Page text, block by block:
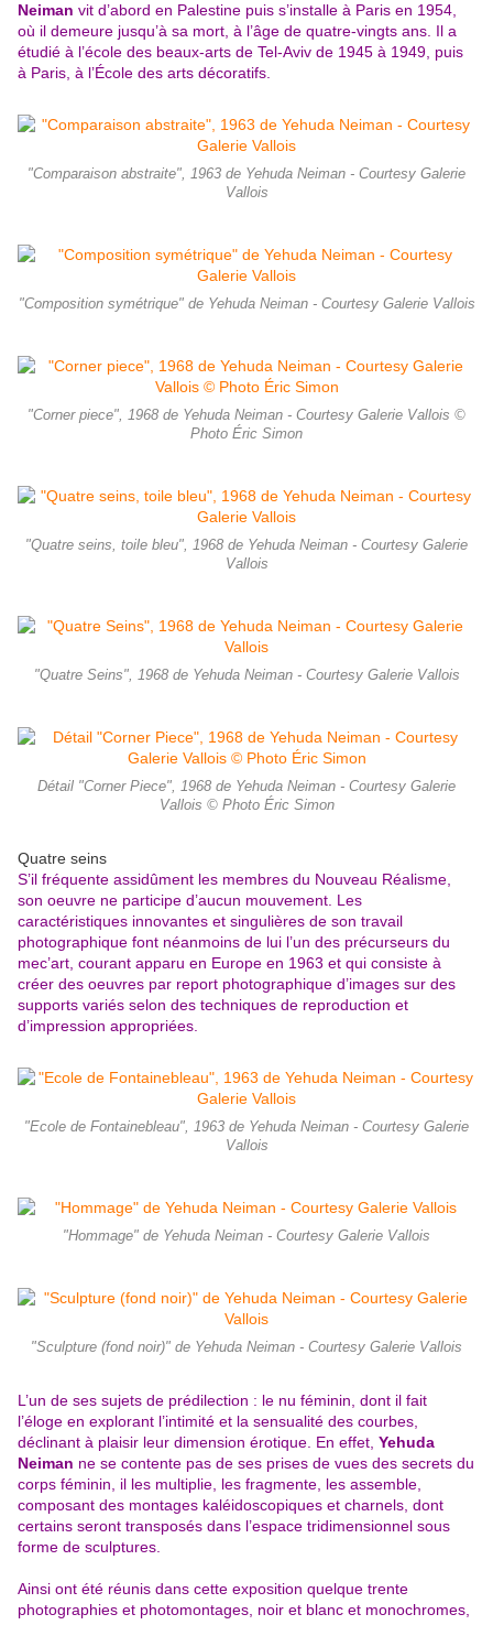
Neiman vit d’abord en Palestine puis s’installe à Paris en 1954,
où il demeure jusqu’à sa mort, à l’âge de quatre-vingts ans. Il a
étudié à l’école des beaux-arts de Tel-Aviv de 1945 à 1949, puis
à Paris, à l’École des arts décoratifs.
"Comparaison abstraite", 1963 de Yehuda Neiman - Courtesy Galerie
Vallois
"Composition symétrique" de Yehuda Neiman - Courtesy Galerie Vallois
"Corner piece", 1968 de Yehuda Neiman - Courtesy Galerie Vallois ©
Photo Éric Simon
"Quatre seins, toile bleu", 1968 de Yehuda Neiman - Courtesy Galerie
Vallois
"Quatre Seins", 1968 de Yehuda Neiman - Courtesy Galerie Vallois
Détail "Corner Piece", 1968 de Yehuda Neiman - Courtesy Galerie
Vallois © Photo Éric Simon
Quatre seins
S’il fréquente assidûment les membres du Nouveau Réalisme,
son oeuvre ne participe d’aucun mouvement. Les
caractéristiques innovantes et singulières de son travail
photographique font néanmoins de lui l’un des précurseurs du
mec’art, courant apparu en Europe en 1963 et qui consiste à
créer des oeuvres par report photographique d’images sur des
supports variés selon des techniques de reproduction et
d’impression appropriées.
"Ecole de Fontainebleau", 1963 de Yehuda Neiman - Courtesy Galerie
Vallois
"Hommage" de Yehuda Neiman - Courtesy Galerie Vallois
"Sculpture (fond noir)" de Yehuda Neiman - Courtesy Galerie Vallois
L’un de ses sujets de prédilection : le nu féminin, dont il fait
l’éloge en explorant l’intimité et la sensualité des courbes,
déclinant à plaisir leur dimension érotique. En effet, Yehuda
Neiman ne se contente pas de ses prises de vues des secrets du
corps féminin, il les multiplie, les fragmente, les assemble,
composant des montages kaléidoscopiques et charnels, dont
certains seront transposés dans l’espace tridimensionnel sous
forme de sculptures.
Ainsi ont été réunis dans cette exposition quelque trente
photographies et photomontages, noir et blanc et monochromes,